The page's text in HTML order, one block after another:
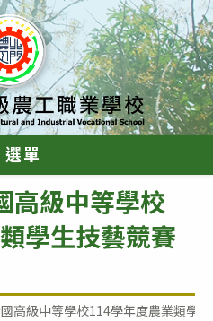
選單
高級中等學校
學生技藝競賽
高級中等學校114學年度農業類學